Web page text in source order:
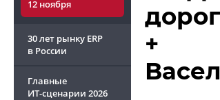
12 ноября
30 лет рынку ERP
в России
Главные
ИТ-сценарии 2026
+